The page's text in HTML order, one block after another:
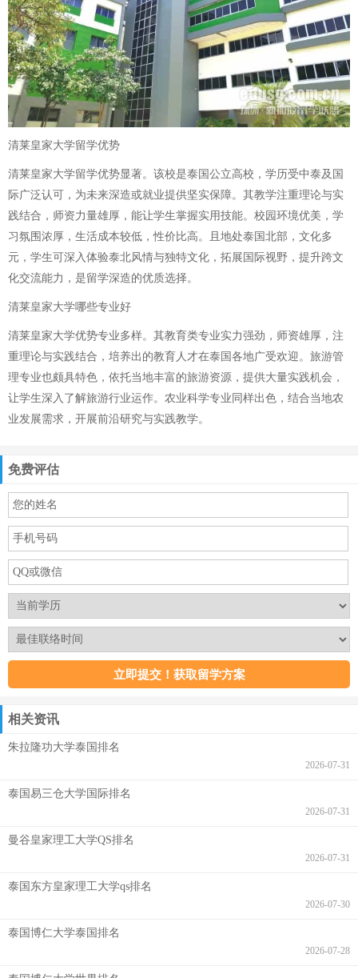
清莱皇家大学留学优势
清莱皇家大学留学优势显著。该校是泰国公立高校，学历受中泰及国
际广泛认可，为未来深造或就业提供坚实保障。其教学注重理论与实
践结合，师资力量雄厚，能让学生掌握实用技能。校园环境优美，学
习氛围浓厚，生活成本较低，性价比高。且地处泰国北部，文化多
元，学生可深入体验泰北风情与独特文化，拓展国际视野，提升跨文
化交流能力，是留学深造的优质选择。
清莱皇家大学哪些专业好
清莱皇家大学优势专业多样。其教育类专业实力强劲，师资雄厚，注
重理论与实践结合，培养出的教育人才在泰国各地广受欢迎。旅游管
理专业也颇具特色，依托当地丰富的旅游资源，提供大量实践机会，
让学生深入了解旅游行业运作。农业科学专业同样出色，结合当地农
业发展需求，开展前沿研究与实践教学。
免费评估
相关资讯
朱拉隆功大学泰国排名
2026-07-31
泰国易三仓大学国际排名
2026-07-31
曼谷皇家理工大学QS排名
2026-07-31
泰国东方皇家理工大学qs排名
2026-07-30
泰国博仁大学泰国排名
2026-07-28